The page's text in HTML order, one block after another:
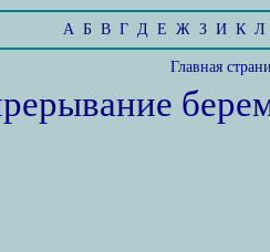
А Б В Г Д Е Ж З И К Л
Главная